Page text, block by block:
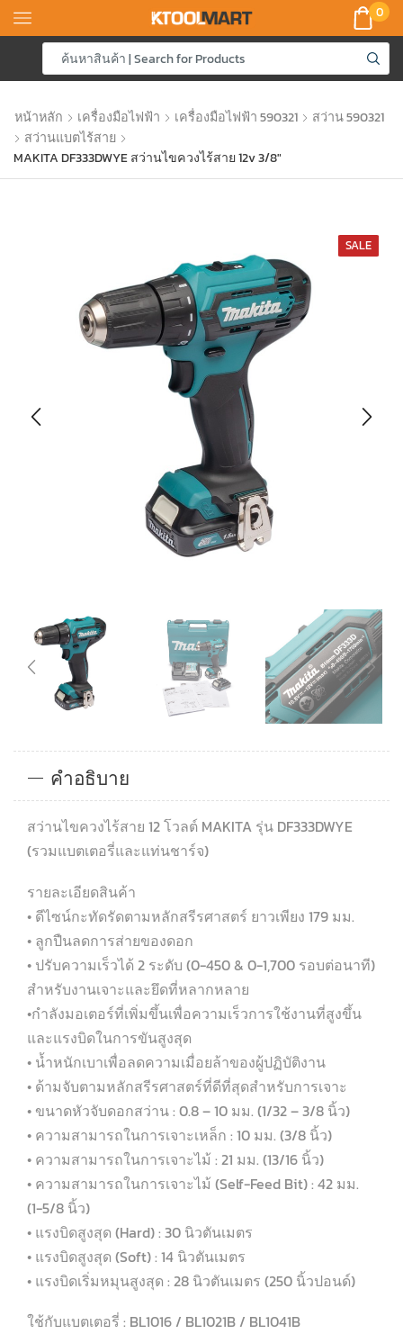
0
หน้าหลัก เครื่องมือไฟฟ้า เครื่องมือไฟฟ้า 590321
สว่าน 590321
สว่านแบตไร้สาย
MAKITA DF333DWYE สว่านไขควงไร้สาย 12v 3/8″
SALE
คำอธิบาย
สว่านไขควงไร้สาย 12 โวลต์ MAKITA รุ่น DF333DWYE
(รวมแบตเตอรี่และแท่นชาร์จ)
รายละเอียดสินค้า
• ดีไซน์กะทัดรัดตามหลักสรีรศาสตร์ ยาวเพียง 179 มม.
• ลูกปืนลดการส่ายของดอก
• ปรับความเร็วได้ 2 ระดับ (0-450 & 0-1,700 รอบต่อนาที)
สำหรับงานเจาะและยึดที่หลากหลาย
•กำลังมอเตอร์ที่เพิ่มขึ้นเพื่อความเร็วการใช้งานที่สูงขึ้น
และแรงบิดในการขันสูงสุด
• น้ำหนักเบาเพื่อลดความเมื่อยล้าของผู้ปฏิบัติงาน
• ด้ามจับตามหลักสรีรศาสตร์ที่ดีที่สุดสำหรับการเจาะ
• ขนาดหัวจับดอกสว่าน : 0.8 – 10 มม. (1/32 – 3/8 นิ้ว)
• ความสามารถในการเจาะเหล็ก : 10 มม. (3/8 นิ้ว)
• ความสามารถในการเจาะไม้ : 21 มม. (13/16 นิ้ว)
• ความสามารถในการเจาะไม้ (Self-Feed Bit) : 42 มม.
(1-5/8 นิ้ว)
• แรงบิดสูงสุด (Hard) : 30 นิวตันเมตร
• แรงบิดสูงสุด (Soft) : 14 นิวตันเมตร
• แรงบิดเริ่มหมุนสูงสุด : 28 นิวตันเมตร (250 นิ้วปอนด์)
ใช้กับแบตเตอรี่ : BL1016 / BL1021B / BL1041B